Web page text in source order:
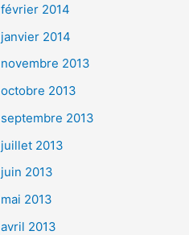
février 2014
janvier 2014
novembre 2013
octobre 2013
septembre 2013
juillet 2013
juin 2013
mai 2013
avril 2013